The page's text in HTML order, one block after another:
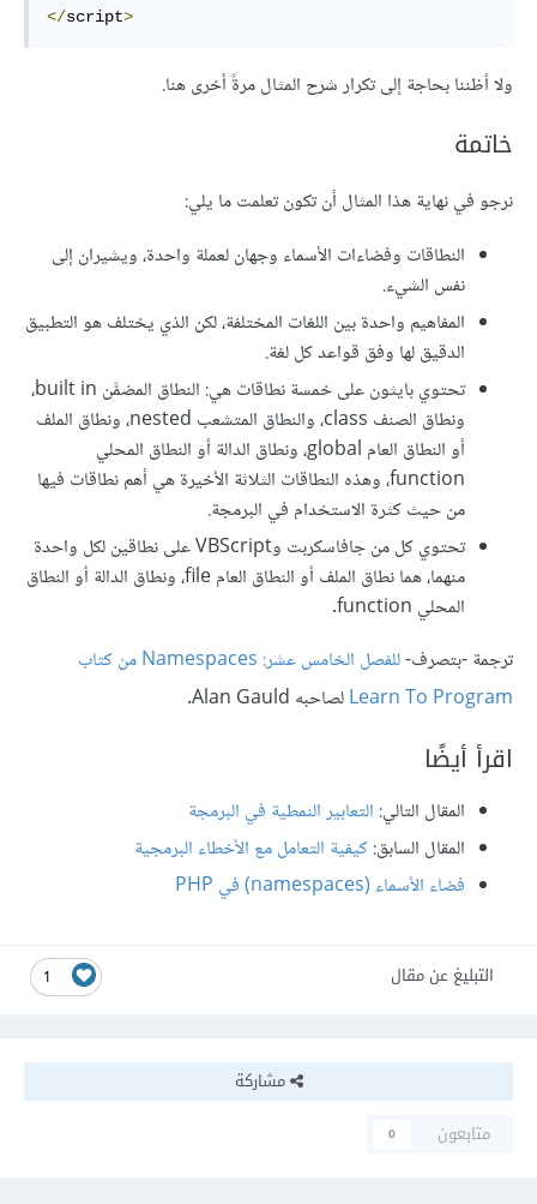
</script>
ولا أظننا بحاجة إلى تكرار شرح المثال مرةً أخرى هنا.
خاتمة
نرجو في نهاية هذا المثال أن تكون تعلمت ما يلي:
النطاقات وفضاءات الأسماء وجهان لعملة واحدة، ويشيران إلى
نفس الشيء.
المفاهيم واحدة بين اللغات المختلفة، لكن الذي يختلف هو التطبيق
الدقيق لها وفق قواعد كل لغة.
تحتوي بايثون على خمسة نطاقات هي: النطاق المضمَّن built in،
ونطاق الصنف class، والنطاق المتشعب nested، ونطاق الملف
أو النطاق العام global، ونطاق الدالة أو النطاق المحلي
function، وهذه النطاقات الثلاثة الأخيرة هي أهم نطاقات فيها
من حيث كثرة الاستخدام في البرمجة.
تحتوي كل من جافاسكربت وVBScript على نطاقين لكل واحدة
منهما، هما نطاق الملف أو النطاق العام file، ونطاق الدالة أو النطاق
المحلي function.
ترجمة -بتصرف-
للفصل الخامس عشر: Namespaces من كتاب
Learn To Programلصاحبه Alan Gauld.
اقرأ أيضًا
المقال التالي: التعابير النمطية في البرمجة
المقال السابق:كيفية التعامل مع الأخطاء البرمجية
فضاء الأسماء (namespaces) في PHP
1 التبليغ عن مقال
مشاركة
متابعون
0